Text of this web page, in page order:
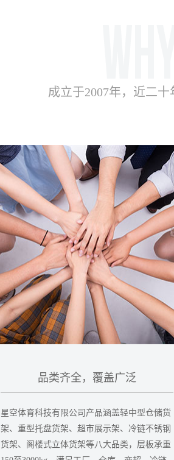
成立于2007年，近二
品类齐全，覆盖广泛
星空体育科技有限公司产品涵盖轻中型仓储货
架、重型托盘货架、超市展示架、冷链不锈钢
货架、阁楼式立体货架等八大品类，层板承重